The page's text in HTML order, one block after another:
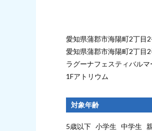
愛知県蒲郡市海陽町2丁目
愛知県蒲郡市海陽町2丁目
ラグーナフェスティバルマ
1Fアトリウム
対象年齢
5歳以下 小学生 中学生